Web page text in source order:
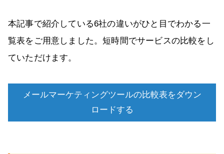
本記事で紹介している6社の違いがひと目でわかる一
覧表をご用意しました。短時間でサービスの比較をし
ていただけます。
メールマーケティングツールの比較表をダウン
ロードする